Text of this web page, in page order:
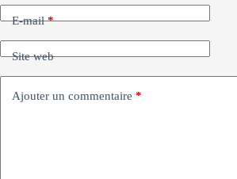
E-mail*
Site web
Ajouter un commentaire *